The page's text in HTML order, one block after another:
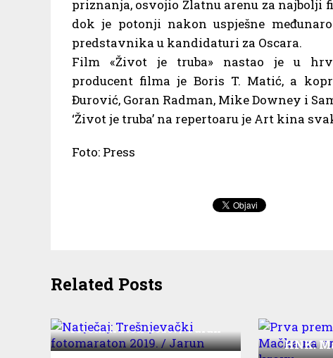
priznanja, osvojio Zlatnu arenu za najbolji
dok je potonji nakon uspješne
predstavnika u kandidaturi za Oscara.
Film «Život je truba» nastao je u
producent filma je Boris T. Matić, a
Đurović, Goran Radman, Mike Downey i
‘Život je truba’ na repertoaru je Art kina
Foto: Press
Related Posts
fotomaraton 2019. / Jarun
Prva
HNK: